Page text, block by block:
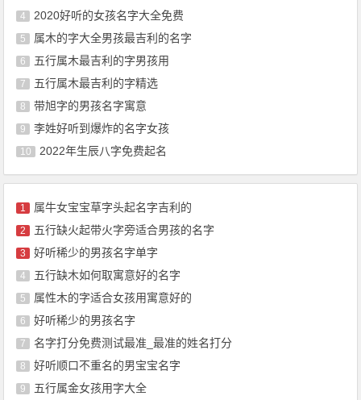
4 2020好听的女孩名字大全免费
5 属木的字大全男孩最吉利的名字
6 五行属木最吉利的字男孩用
7 五行属木最吉利的字精选
8 带旭字的男孩名字寓意
9 李姓好听到爆炸的名字女孩
10 2022年生辰八字免费起名
1 属牛女宝宝草字头起名字吉利的
2 五行缺火起带火字旁适合男孩的名字
3 好听稀少的男孩名字单字
4 五行缺木如何取寓意好的名字
5 属性木的字适合女孩用寓意好的
6 好听稀少的男孩名字
7 名字打分免费测试最准_最准的姓名打分
8 好听顺口不重名的男宝宝名字
9 五行属金女孩用字大全